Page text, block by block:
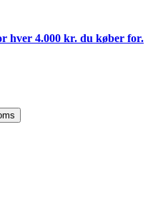
hver 4.000 kr. du køber for.